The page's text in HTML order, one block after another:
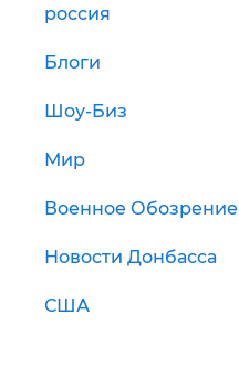
россия
Блоги
Шоу-Биз
Мир
Военное Обозрение
Новости Донбасса
США